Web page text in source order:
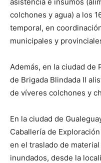
colchones y agua) a los
temporal, en
municipales y
Además, en la ciudad de
de Brigada Blindada II
de víveres colchones y
En la ciudad de
Caballería de
en el traslado de
inundados, desde la